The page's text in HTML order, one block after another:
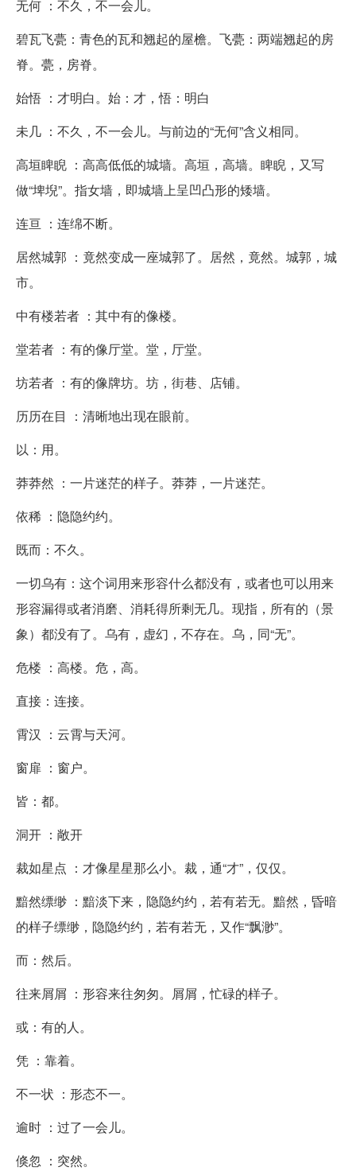
无何 ：不久，不一会儿。
碧瓦飞甍：青色的瓦和翘起的屋檐。飞甍：两端翘起的房
脊。甍，房脊。
始悟 ：才明白。始：才，悟：明白
未几 ：不久，不一会儿。与前边的“无何”含义相同。
高垣睥睨 ：高高低低的城墙。高垣，高墙。睥睨，又写
做“埤堄”。指女墙，即城墙上呈凹凸形的矮墙。
连亘 ：连绵不断。
居然城郭 ：竟然变成一座城郭了。居然，竟然。城郭，城
市。
中有楼若者 ：其中有的像楼。
堂若者 ：有的像厅堂。堂，厅堂。
坊若者 ：有的像牌坊。坊，街巷、店铺。
历历在目 ：清晰地出现在眼前。
以：用。
莽莽然 ：一片迷茫的样子。莽莽，一片迷茫。
依稀 ：隐隐约约。
既而：不久。
一切乌有：这个词用来形容什么都没有，或者也可以用来
形容漏得或者消磨、消耗得所剩无几。现指，所有的（景
象）都没有了。乌有，虚幻，不存在。乌，同“无”。
危楼 ：高楼。危，高。
直接：连接。
霄汉 ：云霄与天河。
窗扉 ：窗户。
皆：都。
洞开 ：敞开
裁如星点 ：才像星星那么小。裁，通“才”，仅仅。
黯然缥缈 ：黯淡下来，隐隐约约，若有若无。黯然，昏暗
的样子缥缈，隐隐约约，若有若无，又作“飘渺”。
而：然后。
往来屑屑 ：形容来往匆匆。屑屑，忙碌的样子。
或：有的人。
凭 ：靠着。
不一状 ：形态不一。
逾时 ：过了一会儿。
倏忽 ：突然。